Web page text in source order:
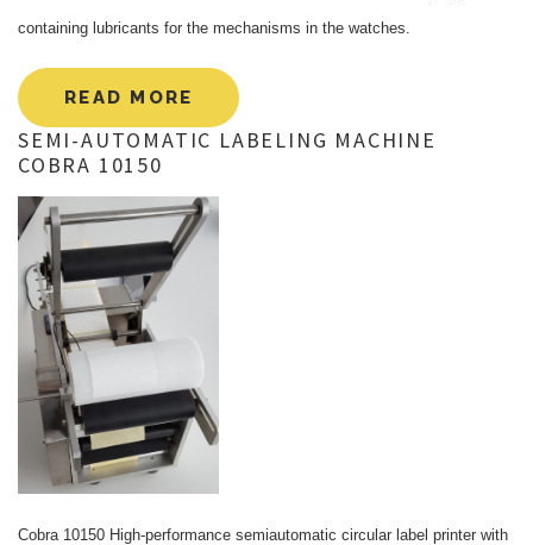
containing lubricants for the mechanisms in the watches.
READ MORE
SEMI-AUTOMATIC LABELING MACHINE
COBRA 10150
Cobra 10150 High-performance semiautomatic circular label printer with